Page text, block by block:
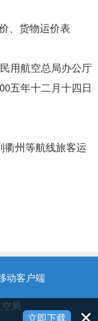
、货物运价表
航空总局办公厅
五年十二月十四日
衢州等航线旅客运
动客户端
局
立即下载